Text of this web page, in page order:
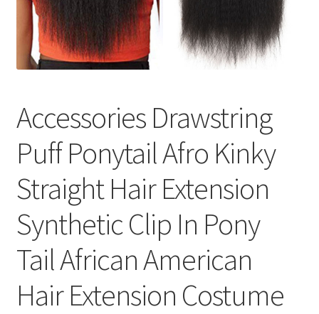
Accessories Drawstring
Puff Ponytail Afro Kinky
Straight Hair Extension
Synthetic Clip In Pony
Tail African American
Hair Extension Costume